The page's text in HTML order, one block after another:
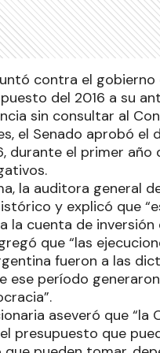
contra el
del 2016 a su
sin consultar al
el Senado aprobó
durante el primer
la auditora general
y explicó que
la cuenta de
que “las
fueron a las
ese período
aseveró que
presupuesto que